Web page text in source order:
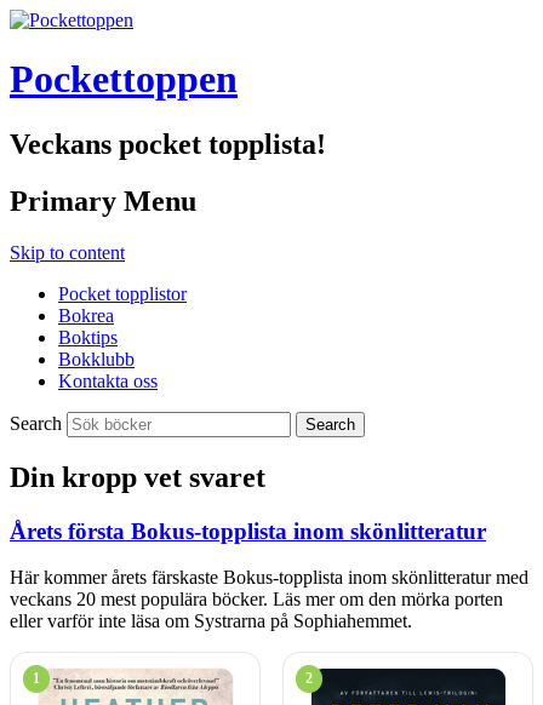
Pockettoppen
Veckans pocket topplista!
Primary Menu
Skip to content
Pocket topplistor
Bokrea
Boktips
Bokklubb
Kontakta oss
Search
Din kropp vet svaret
Årets första Bokus-topplista inom skönlitteratur
Här kommer årets färskaste Bokus-topplista inom skönlitteratur med
veckans 20 mest populära böcker. Läs mer om den mörka porten
eller varför inte läsa om Systrarna på Sophiahemmet.
1 2